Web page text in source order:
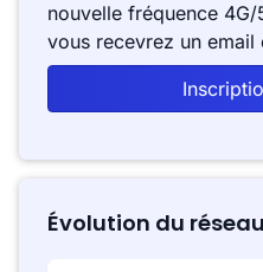
nouvelle fréquence
vous recevrez un
Évolution du